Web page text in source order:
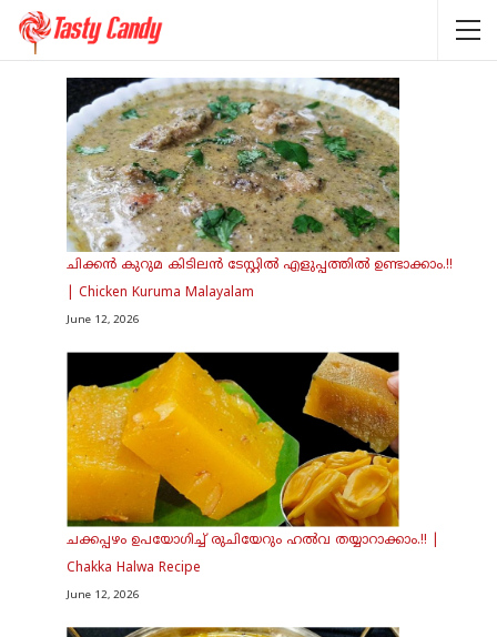
ചിക്കൻ കുറുമ കിടിലൻ ടേസ്റ്റിൽ എളുപ്പത്തിൽ ഉണ്ടാക്കാം.!!
| Chicken Kuruma Malayalam
June 12, 2026
ചക്കപ്പഴം ഉപയോഗിച്ച് രുചിയേറും ഹൽവ തയ്യാറാക്കാം.!! |
Chakka Halwa Recipe
June 12, 2026